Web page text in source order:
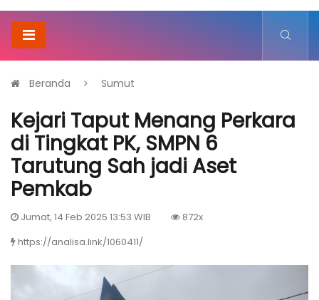
Beranda Sumut
Kejari Taput Menang Perkara
di Tingkat PK, SMPN 6
Tarutung Sah jadi Aset
Pemkab
Jumat, 14 Feb 2025 13:53 WIB
872x
https://analisa.link/1060411/